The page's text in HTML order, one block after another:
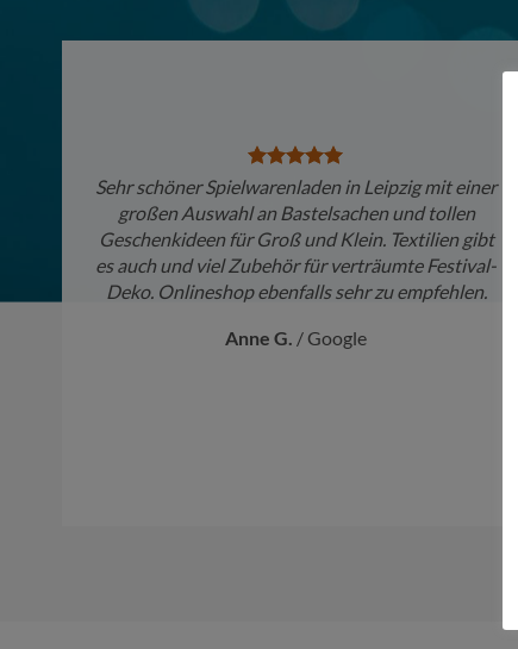
Sehr schöner Spielwarenladen in Leipzig mit einer
großen Auswahl an Bastelsachen und tollen
Geschenkideen für Groß und Klein. Textilien gibt
es auch und viel Zubehör für verträumte Festival-
Deko. Onlineshop ebenfalls sehr zu empfehlen.
Anne G. / Google